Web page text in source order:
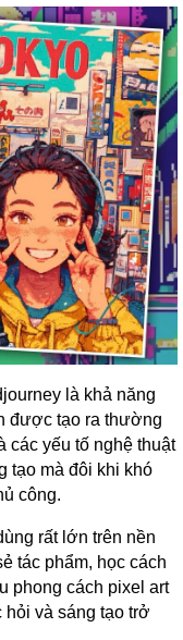
là khả năng
được tạo ra thường
các yếu tố nghệ thuật
tạo mà đôi khi khó
công.
rất lớn trên nền
tác phẩm, học cách
phong cách pixel art
và sáng tạo trở